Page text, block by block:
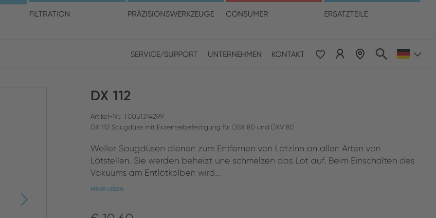
FILTRATION PRÄZISIONSWERKZEUGE CONSUMER ERSATZTEILE
SUCHEN SCHLIESSEN
SERVICE/SUPPORT UNTERNEHMEN KONTAKT
Sie Ihren Standort und Ihre Sprache
Asia & Pacific
ENGLISH
DX 112
Artikel-Nr.: T0051314299
DX 112 Saugdüse mit Exzenterbefestigung für DSX 80 und DXV 80
Weller Saugdüsen dienen zum Entfernen von Lötzinn an allen Arten von
Lötstellen. Sie werden beheizt une schmelzen das Lot auf. Beim Einschalten des
Vakuums am Entlötkolben wird...
MEHR LESEN